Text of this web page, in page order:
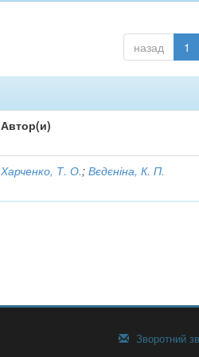
назад 1
Автор(и)
Харченко, Т. О.;Вєдєніна, К. П.
Зворотний